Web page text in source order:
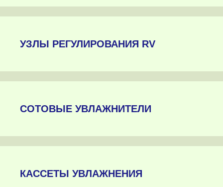
УЗЛЫ РЕГУЛИРОВАНИЯ RV
СОТОВЫЕ УВЛАЖНИТЕЛИ
КАССЕТЫ УВЛАЖНЕНИЯ